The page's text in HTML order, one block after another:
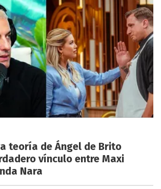
teoría de Ángel de Brito
vínculo entre Maxi
Nara